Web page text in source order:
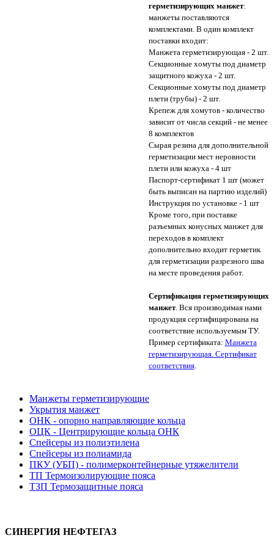
герметизирующих манжет:
манжеты поставляются
комплектами. В один комплект
поставки входит:
Манжета герметизирующая - 2 шт.
Секционные хомуты под диаметр
защитного кожуха - 2 шт.
Секционные хомуты под диаметр
плети (трубы) - 2 шт.
Крепеж для хомутов - количество
зависит от числа секций - не менее
8 комплектов
Сырая резина для дополнительной
герметизации мест неровности
плети или кожуха - 4 шт
Паспорт-сертификат 1 шт (может
быть выписан на партию изделий)
Инструкция по установке - 1 шт
Кроме того, при поставке
разъемных конусных манжет для
переходов в комплект
дополнительно входит герметик
для герметизации разрезного шва
на месте проведения работ.
Сертификация герметизирующих
манжет. Вся производимая нами
продукция сертифицирована на
соответствие используемым ТУ.
Пример сертификата: Манжета
герметизирующая. Сертификат
соответствия.
Манжеты герметизирующие
Укрытия манжет
ОНК - опорно направляющие кольца
ОЦК - Центрирующие кольца ОНК
Спейсеры из полиэтилена
Спейсеры из полиамида
ПКУ (УБП) - полимерконтейнерные утяжелители
ТП Термоизолирующие пояса
ТЗП Термозащитные пояса
СИНЕРГИЯ НЕФТЕГАЗ